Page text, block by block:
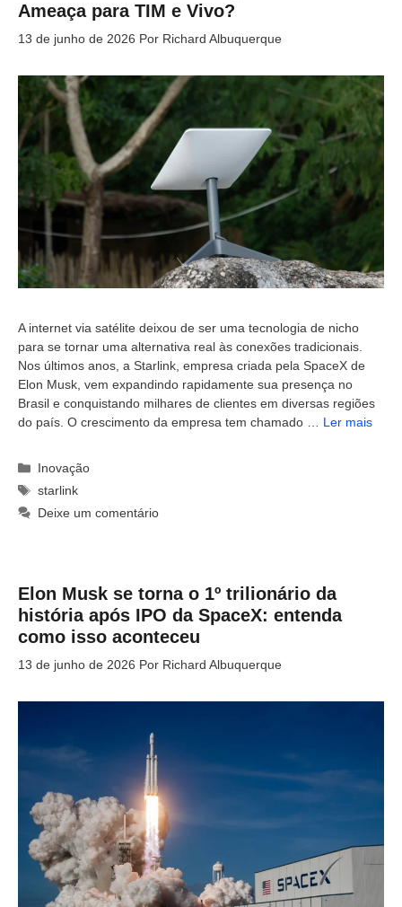
Ameaça para TIM e Vivo?
13 de junho de 2026 Por Richard Albuquerque
A internet via satélite deixou de ser uma tecnologia de nicho
para se tornar uma alternativa real às conexões tradicionais.
Nos últimos anos, a Starlink, empresa criada pela SpaceX de
Elon Musk, vem expandindo rapidamente sua presença no
Brasil e conquistando milhares de clientes em diversas regiões
do país. O crescimento da empresa tem chamado … Ler mais
Categorias
Inovação
Tags
starlink
Deixe um comentário
Elon Musk se torna o 1º trilionário da
história após IPO da SpaceX: entenda
como isso aconteceu
13 de junho de 2026 Por Richard Albuquerque